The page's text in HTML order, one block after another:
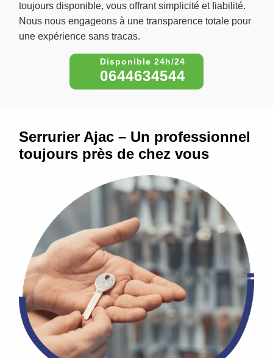
toujours disponible, vous offrant simplicité et fiabilité.
Nous nous engageons à une transparence totale pour
une expérience sans tracas.
0644634544
Serrurier Ajac – Un professionnel
toujours près de chez vous